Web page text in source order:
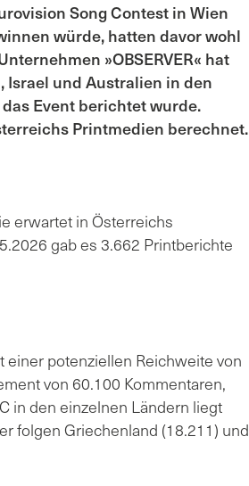
Song Contest in Wien
würde, hatten davor wohl
»OBSERVER« hat
Israel und Australien in den
Event berichtet wurde.
Printmedien berechnet.
erwartet in Österreichs
gab es 3.662 Printberichte
potenziellen Reichweite von
von 60.100 Kommentaren,
in den einzelnen Ländern liegt
folgen Griechenland (18.211) und